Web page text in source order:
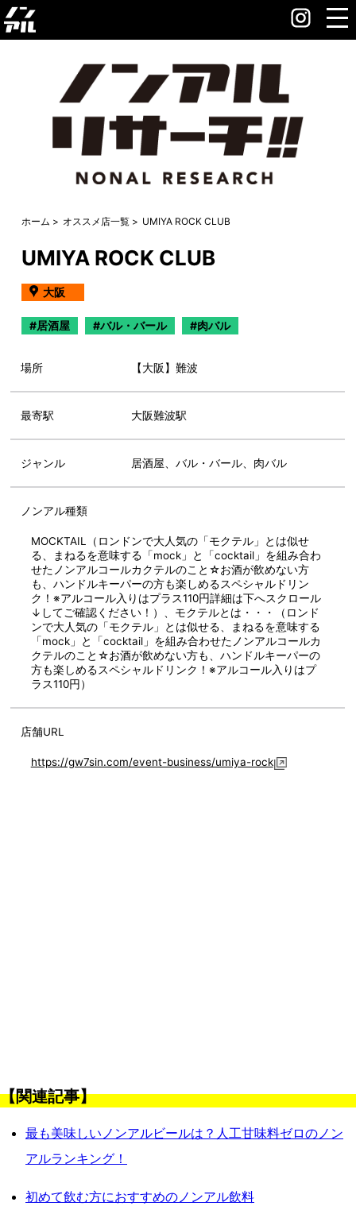
ホーム オススメ店一覧 UMIYA ROCK CLUB
UMIYA ROCK CLUB
大阪
居酒屋 バル・バール 肉バル
場所 【大阪】難波
最寄駅 大阪難波駅
ジャンル 居酒屋、バル・バール、肉バル
ノンアル種類
MOCKTAIL（ロンドンで大人気の「モクテル」とは似せ
る、まねるを意味する「mock」と「cocktail」を組み合わ
せたノンアルコールカクテルのこと☆お酒が飲めない方
も、ハンドルキーパーの方も楽しめるスペシャルドリン
ク！※アルコール入りはプラス110円詳細は下へスクロール
↓してご確認ください！）、モクテルとは・・・（ロンド
ンで大人気の「モクテル」とは似せる、まねるを意味する
「mock」と「cocktail」を組み合わせたノンアルコールカ
クテルのこと☆お酒が飲めない方も、ハンドルキーパーの
方も楽しめるスペシャルドリンク！※アルコール入りはプ
ラス110円）
店舗URL
https://gw7sin.com/event-business/umiya-rock
【関連記事】
最も美味しいノンアルビールは？人工甘味料ゼロのノン
アルランキング！
初めて飲む方におすすめのノンアル飲料